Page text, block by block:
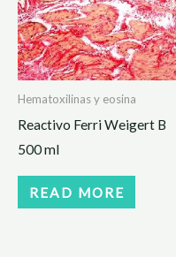
Hematoxilinas y eosina
Reactivo Ferri Weigert B
500 ml
READ MORE